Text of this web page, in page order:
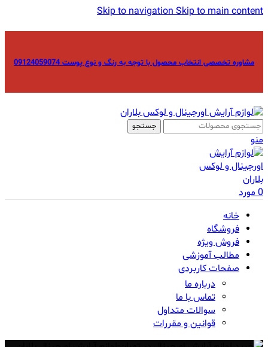
Skip to navigationSkip to main content
مشاوره تخصصی انتخاب محصول با توجه به رنگ و نوع پوست 09124059074
جستجو
منو
0مورد
خانه
فروشگاه
فروش ویژه
مطالب آموزشی
صفحات کاربردی
درباره ما
تماس با ما
سوالات متداول
قوانین و مقررات